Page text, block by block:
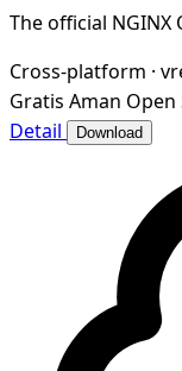
The official
Cross-platform ·
Gratis Aman Open
Detail
Download